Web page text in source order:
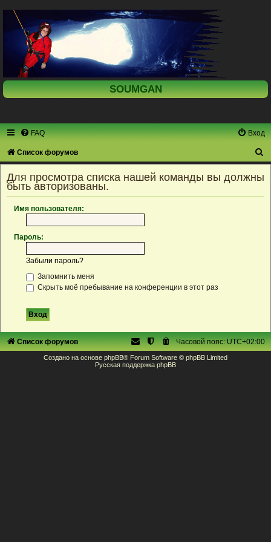
SOUMGAN
FAQ Вход
Список форумов
Для просмотра списка нашей команды вы должны
быть авторизованы.
Имя пользователя:
Пароль:
Забыли пароль?
Запомнить меня
Скрыть моё пребывание на конференции в этот раз
Список форумов Часовой пояс:UTC+02:00
Создано на основе phpBB® Forum Software © phpBB Limited
Русская поддержка phpBB